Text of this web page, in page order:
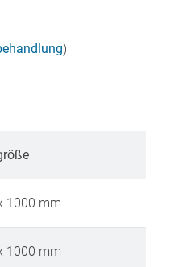
)
1000 mm
1000 mm